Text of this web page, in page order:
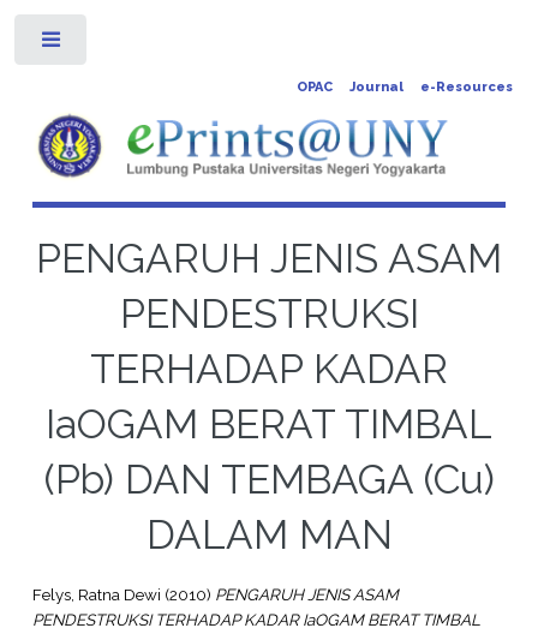
OPAC Journal e-Resources
PENGARUH JENIS ASAM
PENDESTRUKSI
TERHADAP KADAR
IaOGAM BERAT TIMBAL
(Pb) DAN TEMBAGA (Cu)
DALAM MAN
Felys, Ratna Dewi (2010) PENGARUH JENIS ASAM
PENDESTRUKSI TERHADAP KADAR IaOGAM BERAT TIMBAL